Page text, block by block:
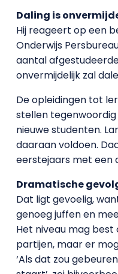
Daling is
Hij reageert op een
Onderwijs
aantal
onvermijdelijk zal
De opleidingen tot
stellen
nieuwe studenten.
daaraan voldoen.
eerstejaars met een
Dramatische
Dat ligt gevoelig,
genoeg juffen en
Het niveau mag
partijen, maar er
‘Als dat zou